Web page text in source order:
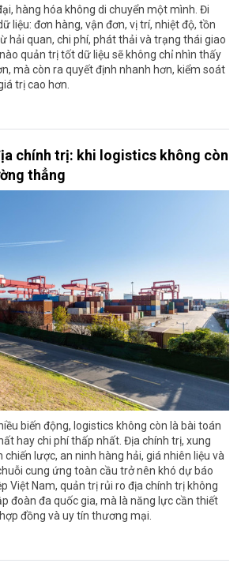
hàng hóa không di chuyển một mình. Đi
liệu: đơn hàng, vận đơn, vị trí, nhiệt độ, tồn
hải quan, chi phí, phát thải và trạng thái giao
quản trị tốt dữ liệu sẽ không chỉ nhìn thấy
mà còn ra quyết định nhanh hơn, kiểm soát
trị cao hơn.
chính trị: khi logistics không còn
thẳng
biến động, logistics không còn là bài toán
hay chi phí thấp nhất. Địa chính trị, xung
chiến lược, an ninh hàng hải, giá nhiên liệu và
cung ứng toàn cầu trở nên khó dự báo
Việt Nam, quản trị rủi ro địa chính trị không
đoàn đa quốc gia, mà là năng lực cần thiết
đồng và uy tín thương mại.